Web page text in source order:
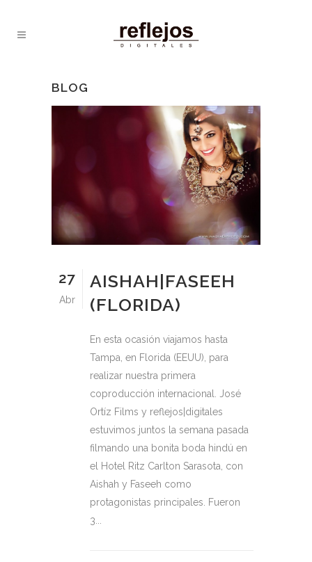
BLOG
27
Abr
AISHAH|FASEEH
(FLORIDA)
En esta ocasión viajamos hasta
Tampa, en Florida (EEUU), para
realizar nuestra primera
coproducción internacional. José
Ortíz Films y reflejos|digitales
estuvimos juntos la semana pasada
filmando una bonita boda hindú en
el Hotel Ritz Carlton Sarasota, con
Aishah y Faseeh como
protagonistas principales. Fueron
3...